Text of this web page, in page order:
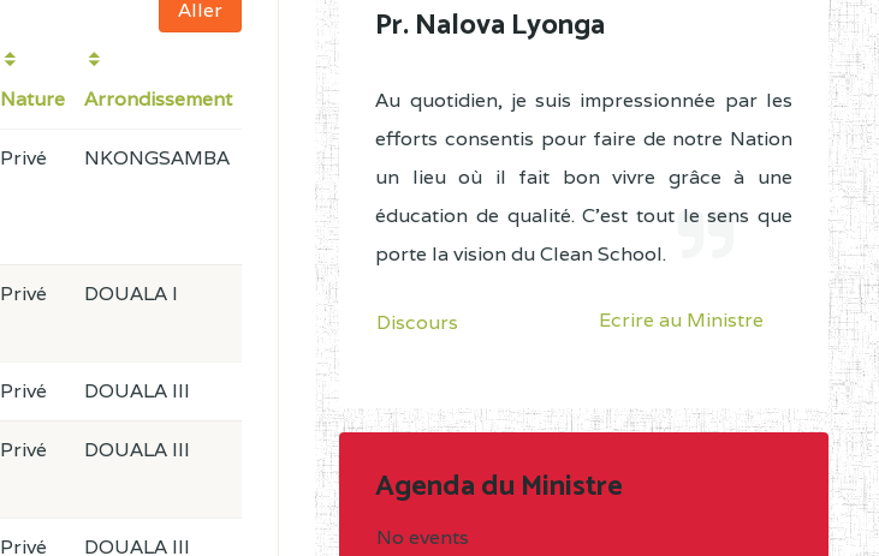
Nature Arrondissement
Privé NKONGSAMBA
Privé DOUALA I
Privé DOUALA III
Privé DOUALA III
Privé DOUALA III
Pr. Nalova Lyonga
Au quotidien, je suis impressionnée par les
efforts consentis pour faire de notre Nation
un lieu où il fait bon vivre grâce à une
éducation de qualité. C'est tout le sens que
porte la vision du Clean School.
Discours Ecrire au Ministre
Agenda du Ministre
No events